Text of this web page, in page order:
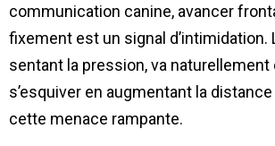
communication canine, avancer
fixement est un signal d’intimidation.
sentant la pression, va naturellement
s’esquiver en augmentant la
cette menace rampante.